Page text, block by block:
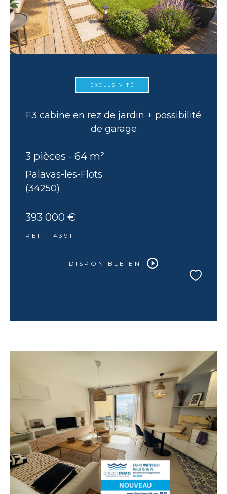
EXCLUSIVITÉ
F3 cabine en rez de jardin + possibilité
de garage
3 pièces - 64 m²
Palavas-les-Flots
(34250)
393 000 €
REF : 4391
DISPONIBLE EN